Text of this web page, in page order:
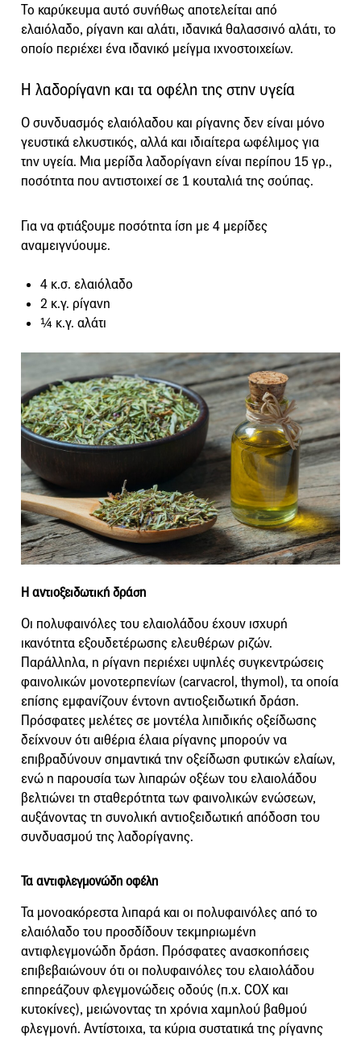
Το καρύκευμα αυτό συνήθως αποτελείται από
ελαιόλαδο, ρίγανη και αλάτι, ιδανικά θαλασσινό αλάτι, το
οποίο περιέχει ένα ιδανικό μείγμα ιχνοστοιχείων.
Η λαδορίγανη και τα οφέλη της στην υγεία
Ο συνδυασμός ελαιόλαδου και ρίγανης δεν είναι μόνο
γευστικά ελκυστικός, αλλά και ιδιαίτερα ωφέλιμος για
την υγεία. Μια μερίδα λαδορίγανη είναι περίπου 15 γρ.,
ποσότητα που αντιστοιχεί σε 1 κουταλιά της σούπας.
Για να φτιάξουμε ποσότητα ίση με 4 μερίδες
αναμειγνύουμε.
4 κ.σ. ελαιόλαδο
2 κ.γ. ρίγανη
¼ κ.γ. αλάτι
Η αντιοξειδωτική δράση
Οι πολυφαινόλες του ελαιολάδου έχουν ισχυρή
ικανότητα εξουδετέρωσης ελευθέρων ριζών.
Παράλληλα, η ρίγανη περιέχει υψηλές συγκεντρώσεις
φαινολικών μονοτερπενίων (carvacrol, thymol), τα οποία
επίσης εμφανίζουν έντονη αντιοξειδωτική δράση.
Πρόσφατες μελέτες σε μοντέλα λιπιδικής οξείδωσης
δείχνουν ότι αιθέρια έλαια ρίγανης μπορούν να
επιβραδύνουν σημαντικά την οξείδωση φυτικών ελαίων,
ενώ η παρουσία των λιπαρών οξέων του ελαιολάδου
βελτιώνει τη σταθερότητα των φαινολικών ενώσεων,
αυξάνοντας τη συνολική αντιοξειδωτική απόδοση του
συνδυασμού της λαδορίγανης.
Τα αντιφλεγμονώδη οφέλη
Τα μονοακόρεστα λιπαρά και οι πολυφαινόλες από το
ελαιόλαδο του προσδίδουν τεκμηριωμένη
αντιφλεγμονώδη δράση. Πρόσφατες ανασκοπήσεις
επιβεβαιώνουν ότι οι πολυφαινόλες του ελαιολάδου
επηρεάζουν φλεγμονώδεις οδούς (π.χ. COX και
κυτοκίνες), μειώνοντας τη χρόνια χαμηλού βαθμού
φλεγμονή. Αντίστοιχα, τα κύρια συστατικά της ρίγανης